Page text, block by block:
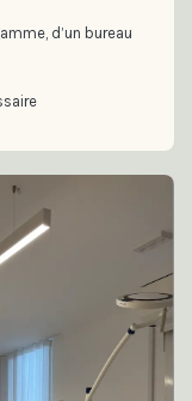
d’un bureau